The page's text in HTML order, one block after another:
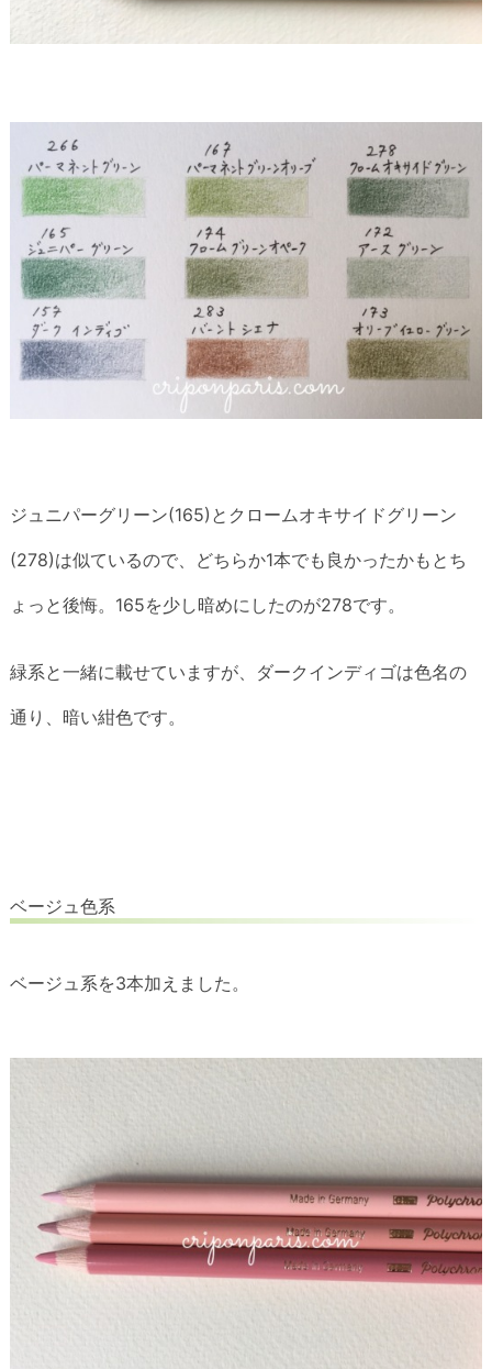
ジュニパーグリーン(165)とクロームオキサイドグリーン
(278)は似ているので、どちらか1本でも良かったかもとち
ょっと後悔。165を少し暗めにしたのが278です。
緑系と一緒に載せていますが、ダークインディゴは色名の
通り、暗い紺色です。
ベージュ色系
ベージュ系を3本加えました。